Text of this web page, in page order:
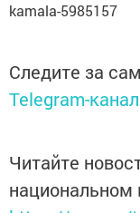
kamala-5985157
Следите за
Telegram-
Читайте